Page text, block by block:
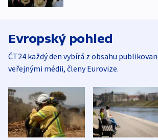
Evropský pohled
ČT24 každý den vybírá z obsahu
veřejnými médii, členy Eurovize.